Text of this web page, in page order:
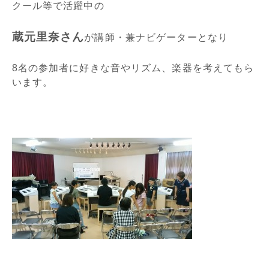
クール等で活躍中の
蔵元里奈さんが講師・兼ナビゲーターとなり
8名の参加者に好きな音やリズム、楽器を考えてもら
います。